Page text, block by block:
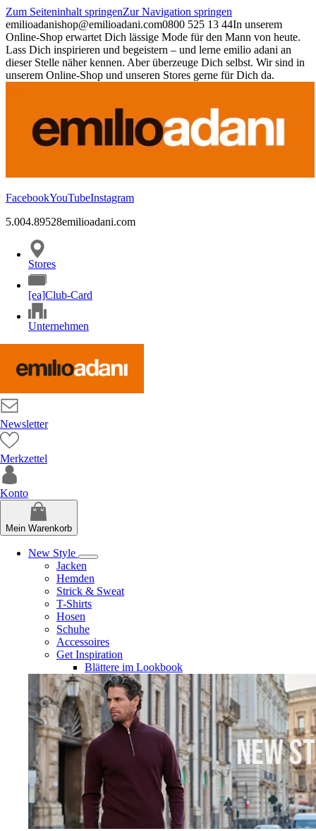
Zum Seiteninhalt springenZur Navigation springen
emilioadanishop@emilioadani.com0800 525 13 44In unserem
Online-Shop erwartet Dich lässige Mode für den Mann von heute.
Lass Dich inspirieren und begeistern – und lerne emilio adani an
dieser Stelle näher kennen. Aber überzeuge Dich selbst. Wir sind in
unserem Online-Shop und unseren Stores gerne für Dich da.
FacebookYouTubeInstagram
5.004.89528emilioadani.com
Stores
[ea]Club-Card
Unternehmen
Newsletter
Merkzettel
Konto
Mein Warenkorb
New Style
Jacken
Hemden
Strick & Sweat
T-Shirts
Hosen
Schuhe
Accessoires
Get Inspiration
Blättere im Lookbook